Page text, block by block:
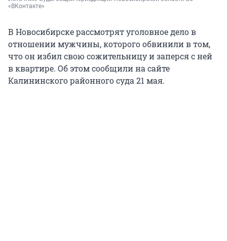
«ВКонтакте»
В Новосибирске рассмотрят уголовное дело в
отношении мужчины, которого обвинили в том,
что он избил свою сожительницу и заперся с ней
в квартире. Об этом сообщили на сайте
Калининского районного суда 21 мая.